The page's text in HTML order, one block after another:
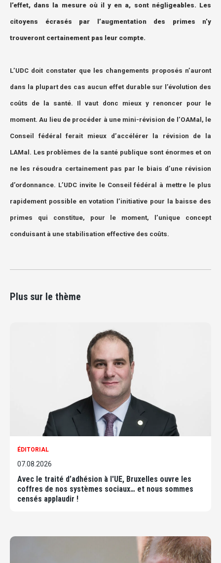
l’effet, dans la mesure où il y en a, sont négligeables. Les
citoyens écrasés par l’augmentation des primes n’y
trouveront certainement pas leur compte.
L’UDC doit constater que les changements proposés n’auront
dans la plupart des cas aucun effet durable sur l’évolution des
coûts de la santé. Il vaut donc mieux y renoncer pour le
moment. Au lieu de procéder à une mini-révision de l’OAMal, le
Conseil fédéral ferait mieux d’accélérer la révision de la
LAMal. Les problèmes de la santé publique sont énormes et on
ne les résoudra certainement pas par le biais d’une révision
d’ordonnance. L’UDC invite le Conseil fédéral à mettre le plus
rapidement possible en votation l’initiative pour la baisse des
primes qui constitue, pour le moment, l’unique concept
conduisant à une stabilisation effective des coûts.
Plus sur le thème
ÉDITORIAL
07.08.2026
Avec le traité d’adhésion à l'UE, Bruxelles ouvre les
coffres de nos systèmes sociaux… et nous sommes
censés applaudir !